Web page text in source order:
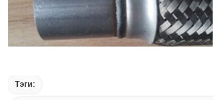
Тэги: